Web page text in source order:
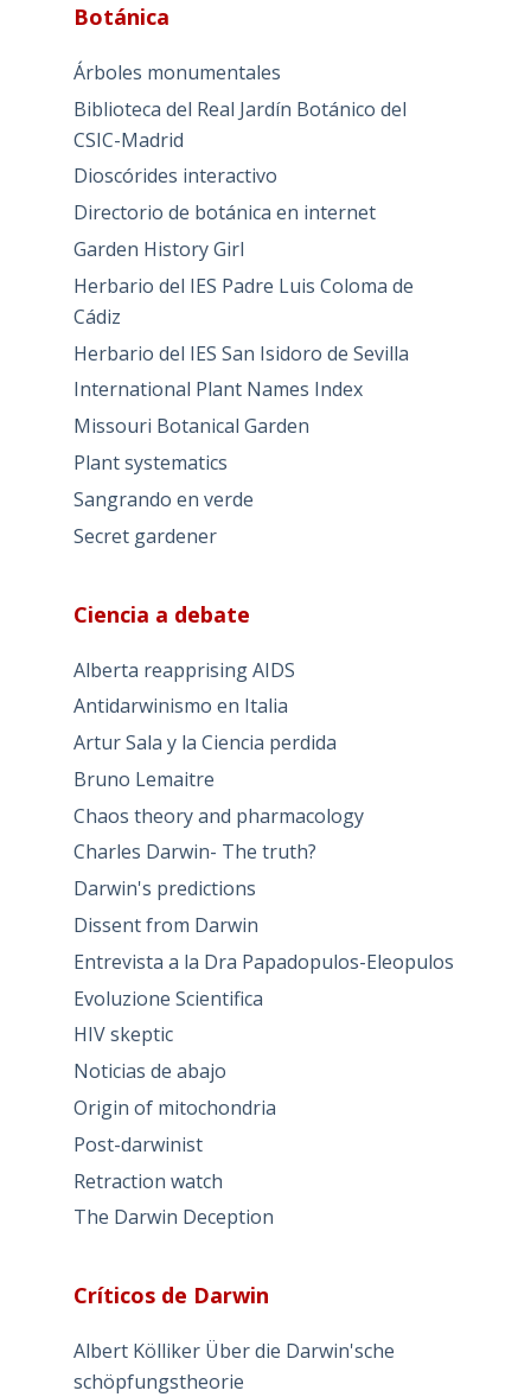
Botánica
Árboles monumentales
Biblioteca del Real Jardín Botánico del
CSIC-Madrid
Dioscórides interactivo
Directorio de botánica en internet
Garden History Girl
Herbario del IES Padre Luis Coloma de
Cádiz
Herbario del IES San Isidoro de Sevilla
International Plant Names Index
Missouri Botanical Garden
Plant systematics
Sangrando en verde
Secret gardener
Ciencia a debate
Alberta reapprising AIDS
Antidarwinismo en Italia
Artur Sala y la Ciencia perdida
Bruno Lemaitre
Chaos theory and pharmacology
Charles Darwin- The truth?
Darwin's predictions
Dissent from Darwin
Entrevista a la Dra Papadopulos-Eleopulos
Evoluzione Scientifica
HIV skeptic
Noticias de abajo
Origin of mitochondria
Post-darwinist
Retraction watch
The Darwin Deception
Críticos de Darwin
Albert Kölliker Über die Darwin'sche
schöpfungstheorie